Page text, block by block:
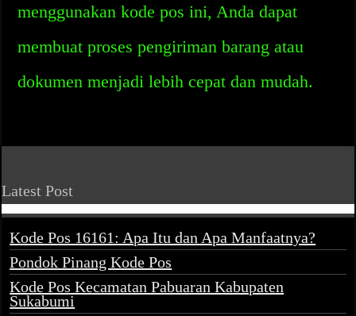
menggunakan kode pos ini, Anda dapat
membuat proses pengiriman barang atau
dokumen menjadi lebih cepat dan mudah.
Latest Post
Kode Pos 16161: Apa Itu dan Apa Manfaatnya?
Pondok Pinang Kode Pos
Kode Pos Kecamatan Pabuaran Kabupaten
Sukabumi